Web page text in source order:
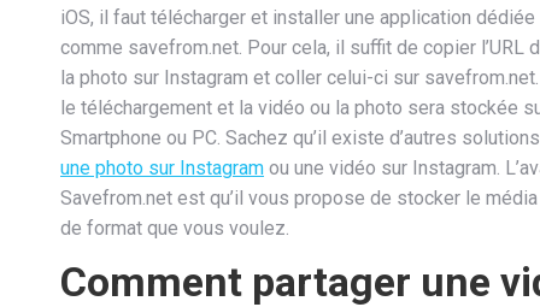
iOS, il faut télécharger et installer une application
comme savefrom.net. Pour cela, il suffit de copier l’URL
la photo sur Instagram et coller celui-ci sur
le téléchargement et la vidéo ou la photo sera stockée
Smartphone ou PC. Sachez qu’il existe d’autres
une photo sur Instagram ou une vidéo sur Instagram.
Savefrom.net est qu’il vous propose de stocker le
de format que vous voulez.
Comment partager une